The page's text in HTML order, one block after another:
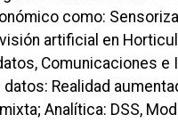
como:
artificial en
Comunicaciones e
Realidad
Analítica: DSS,